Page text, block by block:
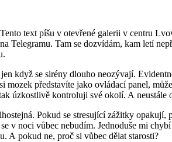
text píšu v otevřené galerii v centru
Telegramu. Tam se dozvídám, kam letí
když se sirény dlouho neozývají.
mozek představíte jako ovládací panel,
úzkostlivě kontroluji své okolí. A neustále
Pokud se stresující zážitky
v noci vůbec nebudím. Jednoduše mi
A pokud ne, proč si vůbec dělat starosti?